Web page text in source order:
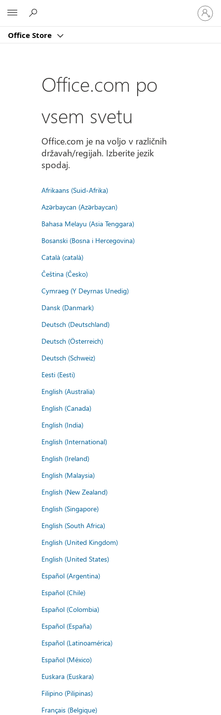
Office Store
Vpišite
se
v
račun
Office.com po
vsem svetu
Office.com je na voljo v različnih
državah/regijah. Izberite jezik
spodaj.
Afrikaans (Suid-Afrika)
Azərbaycan (Azərbaycan)
Bahasa Melayu (Asia Tenggara)
Bosanski (Bosna i Hercegovina)
Català (català)
Čeština (Česko)
Cymraeg (Y Deyrnas Unedig)
Dansk (Danmark)
Deutsch (Deutschland)
Deutsch (Österreich)
Deutsch (Schweiz)
Eesti (Eesti)
English (Australia)
English (Canada)
English (India)
English (International)
English (Ireland)
English (Malaysia)
English (New Zealand)
English (Singapore)
English (South Africa)
English (United Kingdom)
English (United States)
Español (Argentina)
Español (Chile)
Español (Colombia)
Español (España)
Español (Latinoamérica)
Español (México)
Euskara (Euskara)
Filipino (Pilipinas)
Français (Belgique)